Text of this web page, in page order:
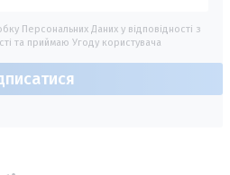
Персональних Даних у відповідності з
та приймаю Угоду користувача